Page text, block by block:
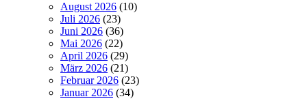
August 2026 (10)
Juli 2026 (23)
Juni 2026 (36)
Mai 2026 (22)
April 2026 (29)
März 2026 (21)
Februar 2026 (23)
Januar 2026 (34)